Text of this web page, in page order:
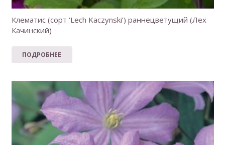
Клематис (сорт ‘Lech Kaczynski’) раннецветущий (Лех
Качинский)
ПОДРОБНЕЕ